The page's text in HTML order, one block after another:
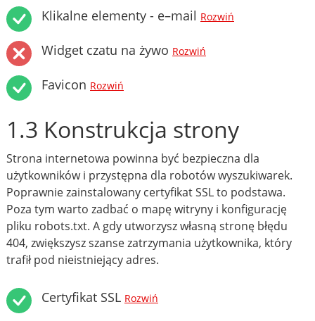
Klikalne elementy - e–mail Rozwiń
Widget czatu na żywo Rozwiń
Favicon Rozwiń
1.3 Konstrukcja strony
Strona internetowa powinna być bezpieczna dla
użytkowników i przystępna dla robotów wyszukiwarek.
Poprawnie zainstalowany certyfikat SSL to podstawa.
Poza tym warto zadbać o mapę witryny i konfigurację
pliku robots.txt. A gdy utworzysz własną stronę błędu
404, zwiększysz szanse zatrzymania użytkownika, który
trafił pod nieistniejący adres.
Certyfikat SSL Rozwiń